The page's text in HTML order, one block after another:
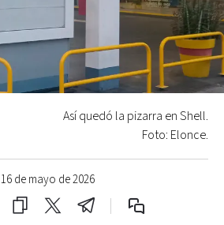
16 de mayo de 2026
Así quedó la pizarra en Shell.
Foto: Elonce.